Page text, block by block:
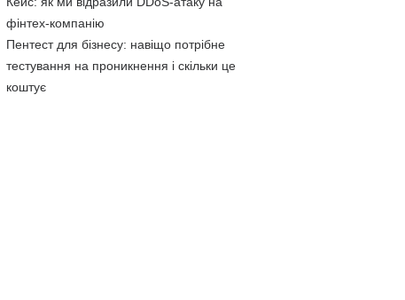
фінтех-компанію
Пентест для бізнесу: навіщо потрібне
тестування на проникнення і скільки це
коштує